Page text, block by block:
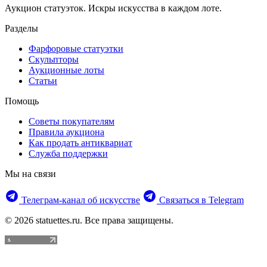
Аукцион статуэток. Искры искусства в каждом лоте.
Разделы
Фарфоровые статуэтки
Скульпторы
Аукционные лоты
Статьи
Помощь
Советы покупателям
Правила аукциона
Как продать антиквариат
Служба поддержки
Мы на связи
Телеграм‑канал об искусстве
Связаться в Telegram
© 2026 statuettes.ru. Все права защищены.